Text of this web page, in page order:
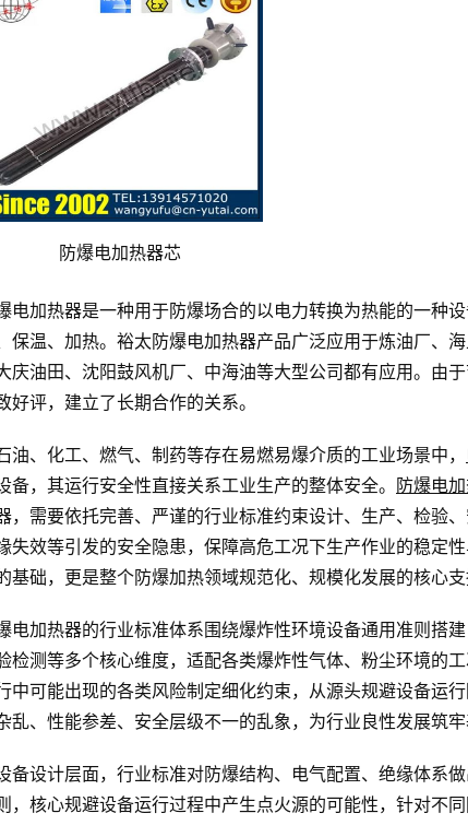
防爆电加热器芯
电加热器是一种用于防爆场合的以电力转换为热能的一种
保温、加热。裕太防爆电加热器产品广泛应用于炼油厂、
庆油田、沈阳鼓风机厂、中海油等大型公司都有应用。由
好评，建立了长期合作的关系。
油、化工、燃气、制药等存在易燃易爆介质的工业场景中，
备，其运行安全性直接关系工业生产的整体安全。
防爆电
，需要依托完善、严谨的行业标准约束设计、生产、检验
失效等引发的安全隐患，保障高危工况下生产作业的稳定
基础，更是整个防爆加热领域规范化、规模化发展的核心支
电加热器的行业标准体系围绕爆炸性环境设备通用准则搭
检测等多个核心维度，适配各类爆炸性气体、粉尘环境的
中可能出现的各类风险制定细化约束，从源头规避设备运
乱、性能参差、安全层级不一的乱象，为行业良性发展筑牢
备设计层面，行业标准对防爆结构、电气配置、绝缘体系
，核心规避设备运行过程中产生点火源的可能性，针对不